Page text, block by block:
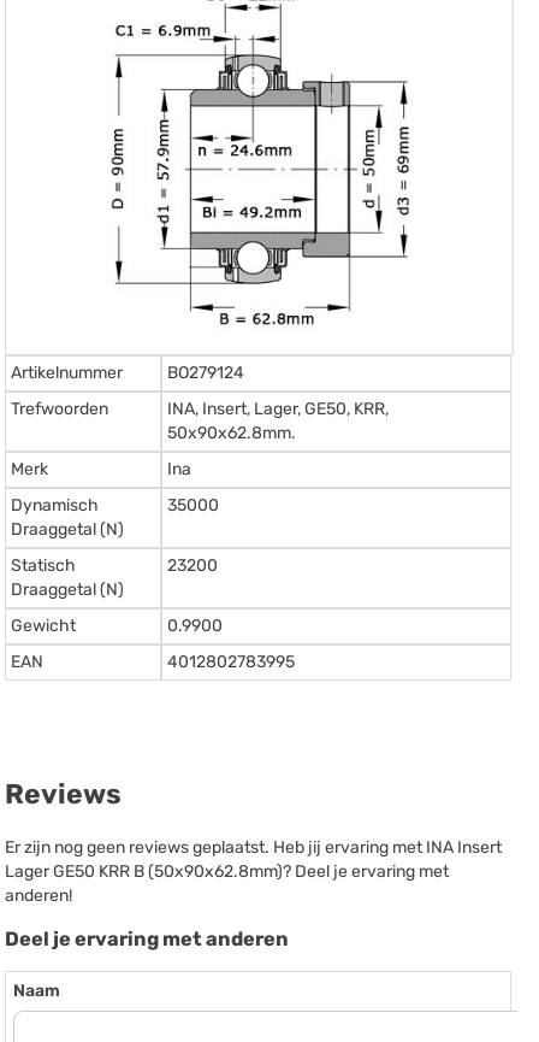
Artikelnummer
BO279124
Trefwoorden
INA, Insert, Lager, GE50, KRR,
50x90x62.8mm.
Merk
Ina
Dynamisch
Draaggetal (N)
35000
Statisch
Draaggetal (N)
23200
Gewicht
0.9900
EAN
4012802783995
Reviews
Er zijn nog geen reviews geplaatst. Heb jij ervaring met INA Insert
Lager GE50 KRR B (50x90x62.8mm)? Deel je ervaring met
anderen!
Deel je ervaring met anderen
Naam